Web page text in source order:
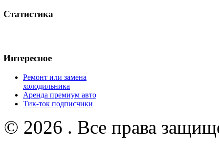
Статистика
Интересное
Ремонт или замена
холодильника
Аренда премиум авто
Тик-ток подписчики
© 2026 . Все права